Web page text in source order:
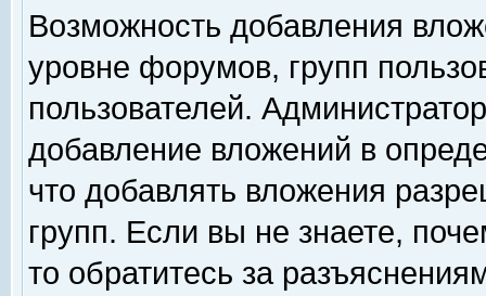
Возможность добавления
уровне форумов, групп
пользователей.
добавление вложений в
что добавлять вложения
групп. Если вы не знаете,
то обратитесь за